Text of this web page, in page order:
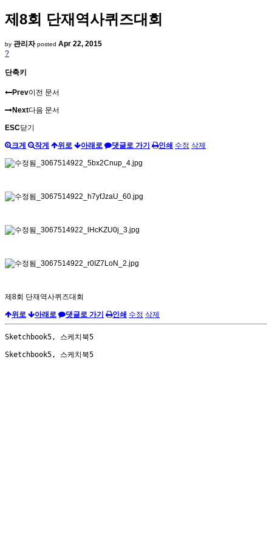
제8회 단재역사퀴즈대회
by 관리자 posted Apr 22, 2015
?
단축키
Prev이전 문서
Next다음 문서
ESC닫기
크게 작게 위로 아래로 댓글로 가기 인쇄 수정 삭제
제8회 단재역사퀴즈대회
위로 아래로 댓글로 가기 인쇄 수정 삭제
Sketchbook5, 스케치북5
Sketchbook5, 스케치북5